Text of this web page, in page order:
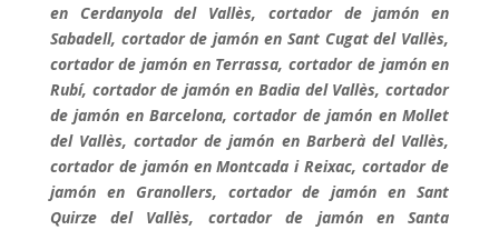
en Cerdanyola del Vallès, cortador de jamón en
Sabadell, cortador de jamón en Sant Cugat del Vallès,
cortador de jamón en Terrassa, cortador de jamón en
Rubí, cortador de jamón en Badia del Vallès, cortador
de jamón en Barcelona, cortador de jamón en Mollet
del Vallès, cortador de jamón en Barberà del Vallès,
cortador de jamón en Montcada i Reixac, cortador de
jamón en Granollers, cortador de jamón en Sant
Quirze del Vallès, cortador de jamón en Santa